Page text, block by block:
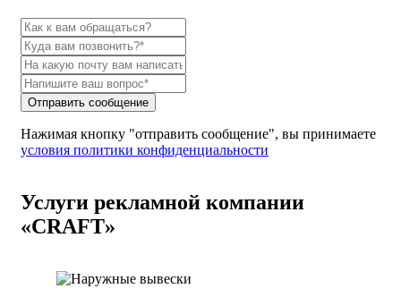
Отправить сообщение
Нажимая кнопку "отправить сообщение", вы принимаете
условия политики конфиденциальности
Услуги рекламной компании
«CRAFT»